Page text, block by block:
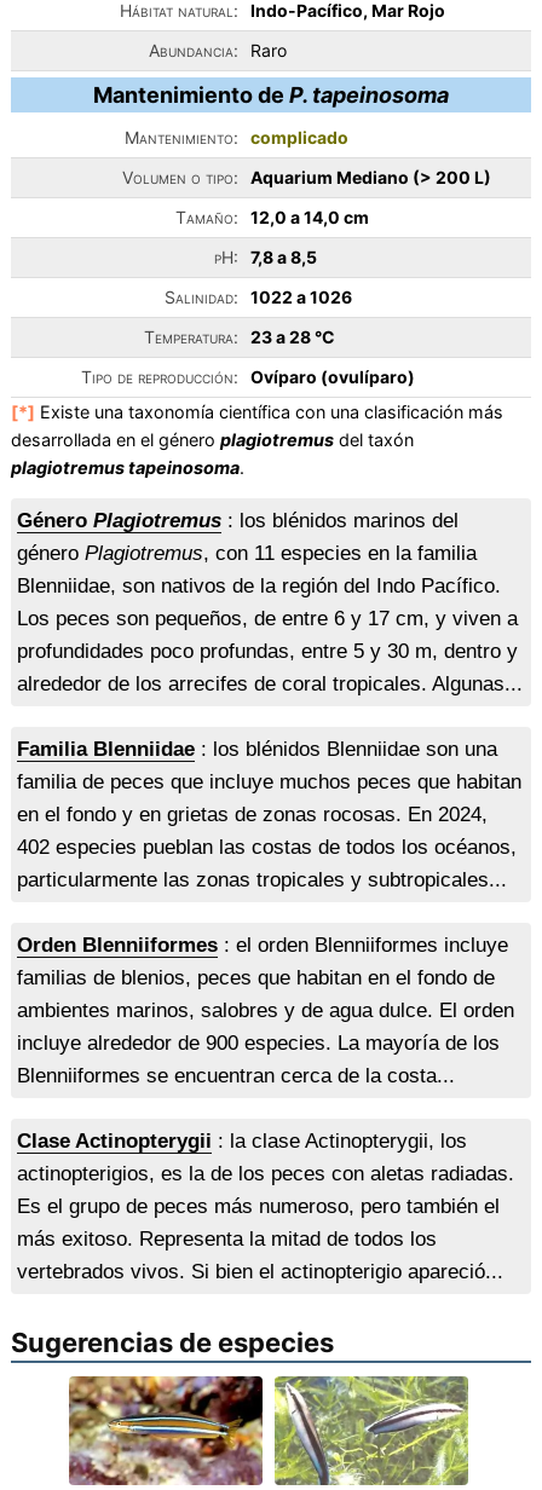
Hábitat natural:
Indo-Pacífico, Mar Rojo
Abundancia:
Raro
Mantenimiento de P. tapeinosoma
Mantenimiento:
complicado
Volumen o tipo:
Aquarium Mediano (> 200 L)
Tamaño:
12,0 a 14,0 cm
pH:
7,8 a 8,5
Salinidad:
1022 a 1026
Temperatura:
23 a 28 °C
Tipo de reproducción:
Ovíparo (ovulíparo)
[*] Existe una taxonomía científica con una clasificación más
desarrollada en el género plagiotremusdel taxón
plagiotremus tapeinosoma.
Género Plagiotremus: los blénidos marinos del
género Plagiotremus, con 11 especies en la familia
Blenniidae, son nativos de la región del Indo Pacífico.
Los peces son pequeños, de entre 6 y 17 cm, y viven a
profundidades poco profundas, entre 5 y 30 m, dentro y
alrededor de los arrecifes de coral tropicales. Algunas...
Familia Blenniidae: los blénidos Blenniidae son una
familia de peces que incluye muchos peces que habitan
en el fondo y en grietas de zonas rocosas. En 2024,
402 especies pueblan las costas de todos los océanos,
particularmente las zonas tropicales y subtropicales...
Orden Blenniiformes: el orden Blenniiformes incluye
familias de blenios, peces que habitan en el fondo de
ambientes marinos, salobres y de agua dulce. El orden
incluye alrededor de 900 especies. La mayoría de los
Blenniiformes se encuentran cerca de la costa...
Clase Actinopterygii : la clase Actinopterygii, los
actinopterigios, es la de los peces con aletas radiadas.
Es el grupo de peces más numeroso, pero también el
más exitoso. Representa la mitad de todos los
vertebrados vivos. Si bien el actinopterigio apareció...
Sugerencias de especies